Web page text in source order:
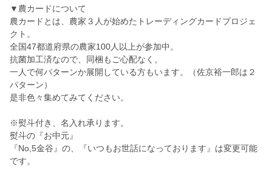
▼農カードについて
農カードとは、農家３人が始めたトレーディングカードプロジェ
クト。
全国47都道府県の農家100人以上が参加中。
抗菌加工済なので、同梱もご心配なく。
一人で何パターンか展開している方もいます。（佐京裕一郎は２
パターン）
是非色々集めてみてください。
※熨斗付き、名入れ承ります。
熨斗の『お中元』
『No,5金谷』の、『いつもお世話になっております』は変更可能
です。